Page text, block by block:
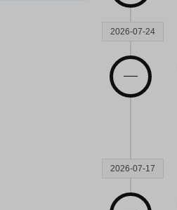
2026-07-24
2026-07-17